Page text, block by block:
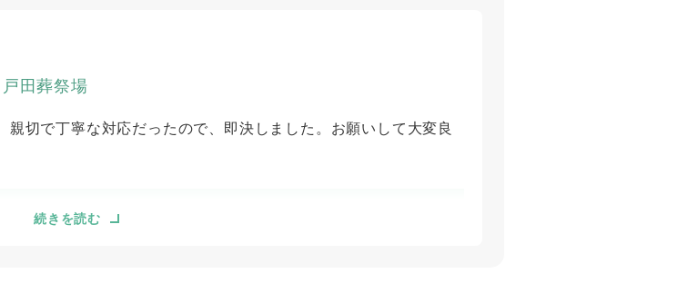
戸田葬祭場
切で丁寧な対応だったので、即決しました。お願いして大変良
続きを読む